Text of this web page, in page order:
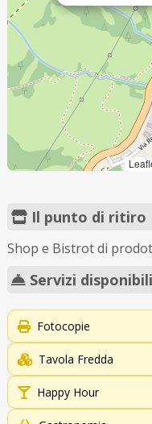
Il punto di ritiro
Shop e Bistrot di
Servizi disponibili
Fotocopie
Tavola Fredda
Happy Hour